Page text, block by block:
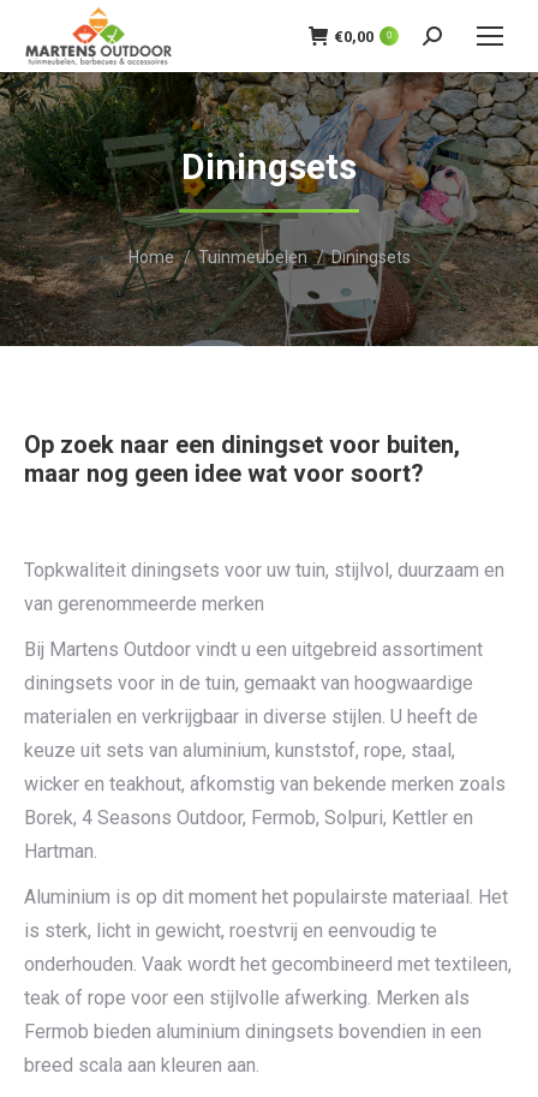
€0,00 0 Zoeken:
Diningsets
Je bent hier:
Home Tuinmeubelen Diningsets
Op zoek naar een diningset voor buiten,
maar nog geen idee wat voor soort?
Topkwaliteit diningsets voor uw tuin, stijlvol, duurzaam en
van gerenommeerde merken
Bij Martens Outdoor vindt u een uitgebreid assortiment
diningsets voor in de tuin, gemaakt van hoogwaardige
materialen en verkrijgbaar in diverse stijlen. U heeft de
keuze uit sets van aluminium, kunststof, rope, staal,
wicker en teakhout, afkomstig van bekende merken zoals
Borek, 4 Seasons Outdoor, Fermob, Solpuri, Kettler en
Hartman.
Aluminium is op dit moment het populairste materiaal. Het
is sterk, licht in gewicht, roestvrij en eenvoudig te
onderhouden. Vaak wordt het gecombineerd met textileen,
teak of rope voor een stijlvolle afwerking. Merken als
Fermob bieden aluminium diningsets bovendien in een
breed scala aan kleuren aan.